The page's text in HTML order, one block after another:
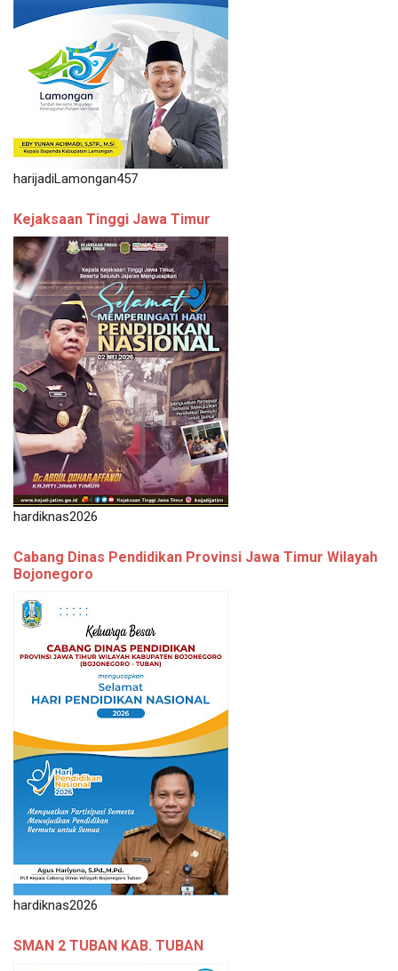
harijadiLamongan457
Kejaksaan Tinggi Jawa Timur
hardiknas2026
Cabang Dinas Pendidikan Provinsi Jawa Timur Wilayah
Bojonegoro
hardiknas2026
SMAN 2 TUBAN KAB. TUBAN